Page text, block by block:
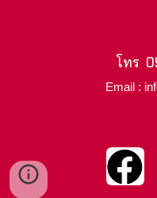
โทร
Email :